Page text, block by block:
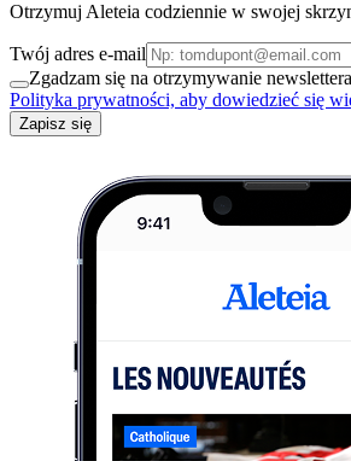
Otrzymuj Aleteia codziennie w swojej
Twój adres e-mail
Zgadzam się na otrzymywanie
Polityka prywatności, aby dowiedzieć się
Zapisz się